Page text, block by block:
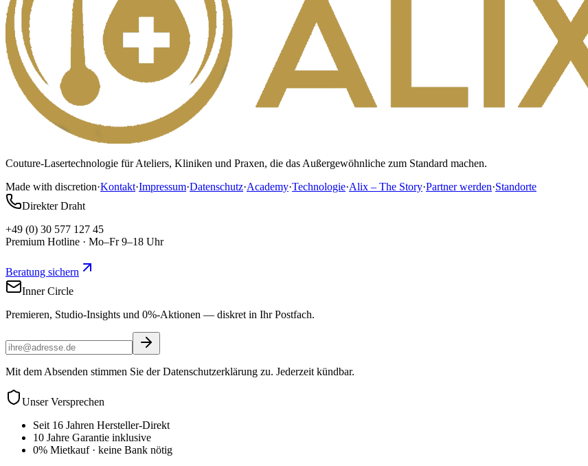
Couture-Lasertechnologie für Ateliers, Kliniken und Praxen, die das Außergewöhnliche zum Standard machen.
Made with discretion·Kontakt·Impressum·Datenschutz·Academy·Technologie·Alix – The Story·Partner werden·Standorte
Direkter Draht
+49 (0) 30 577 127 45
Premium Hotline · Mo–Fr 9–18 Uhr
Beratung sichern
Inner Circle
Premieren, Studio-Insights und 0%-Aktionen — diskret in Ihr Postfach.
Mit dem Absenden stimmen Sie der Datenschutzerklärung zu. Jederzeit kündbar.
Unser Versprechen
Seit 16 Jahren Hersteller-Direkt
10 Jahre Garantie inklusive
0% Mietkauf · keine Bank nötig